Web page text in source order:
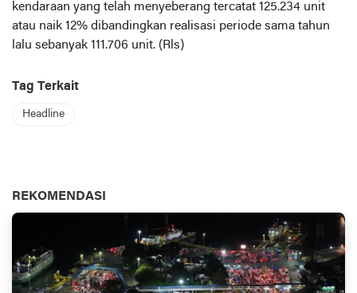
kendaraan yang telah menyeberang tercatat 125.234 unit
atau naik 12% dibandingkan realisasi periode sama tahun
lalu sebanyak 111.706 unit. (Rls)
Tag Terkait
Headline
REKOMENDASI